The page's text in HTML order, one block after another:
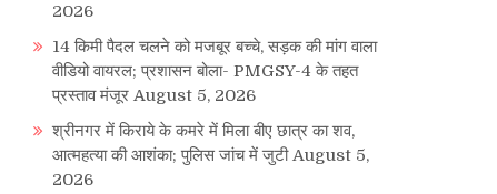
2026
14 किमी पैदल चलने को मजबूर बच्चे, सड़क की मांग वाला
वीडियो वायरल; प्रशासन बोला- PMGSY-4 के तहत
प्रस्ताव मंजूर August 5, 2026
श्रीनगर में किराये के कमरे में मिला बीए छात्र का शव,
आत्महत्या की आशंका; पुलिस जांच में जुटी August 5,
2026